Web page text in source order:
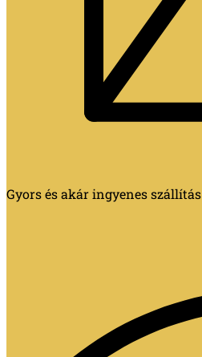
Gyors és akár ingyenes szállítás